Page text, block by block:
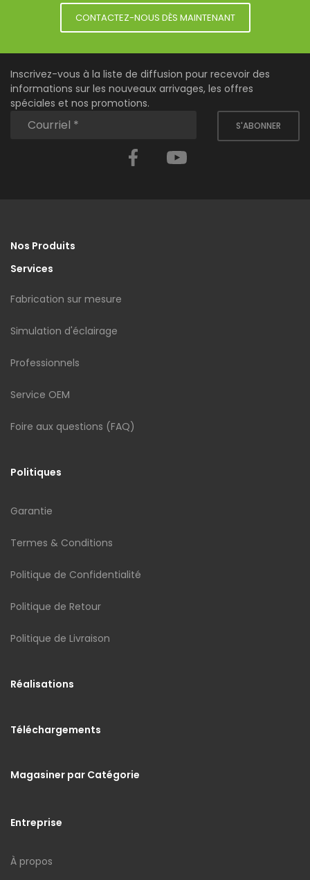
CONTACTEZ-NOUS DÈS MAINTENANT
Inscrivez-vous à la liste de diffusion pour recevoir des
informations sur les nouveaux arrivages, les offres
spéciales et nos promotions.
S'ABONNER
Facebook
Nos Produits
Services
Fabrication sur mesure
Simulation d'éclairage
Professionnels
Service OEM
Foire aux questions (FAQ)
Politiques
Garantie
Termes & Conditions
Politique de Confidentialité
Politique de Retour
Politique de Livraison
Réalisations
Téléchargements
Magasiner par Catégorie
Entreprise
À propos